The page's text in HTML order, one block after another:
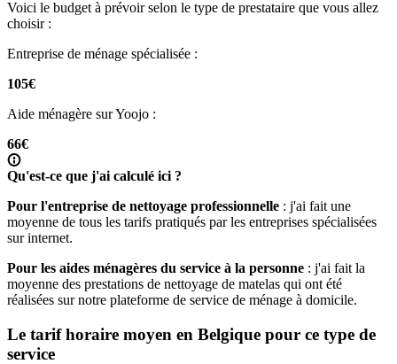
Voici le budget à prévoir selon le type de prestataire que vous allez
choisir :
Entreprise de ménage spécialisée :
105€
Aide ménagère sur Yoojo :
66€
Qu'est-ce que j'ai calculé ici ?
Pour l'entreprise de nettoyage professionnelle : j'ai fait une
moyenne de tous les tarifs pratiqués par les entreprises spécialisées
sur internet.
Pour les aides ménagères du service à la personne : j'ai fait la
moyenne des prestations de nettoyage de matelas qui ont été
réalisées sur notre plateforme de service de ménage à domicile.
Le tarif horaire moyen en Belgique pour ce type de
service